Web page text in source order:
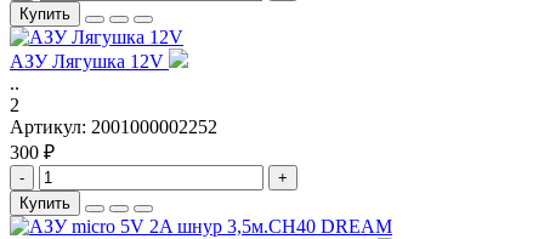
Купить
АЗУ Лягушка 12V
..
2
Артикул: 2001000002252
300 ₽
-
+
Купить